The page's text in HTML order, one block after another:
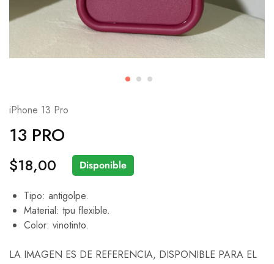
iPhone 13 Pro
13 PRO
$18,00 Disponible
Tipo: antigolpe.
Material: tpu flexible.
Color: vinotinto.
LA IMAGEN ES DE REFERENCIA, DISPONIBLE PARA EL